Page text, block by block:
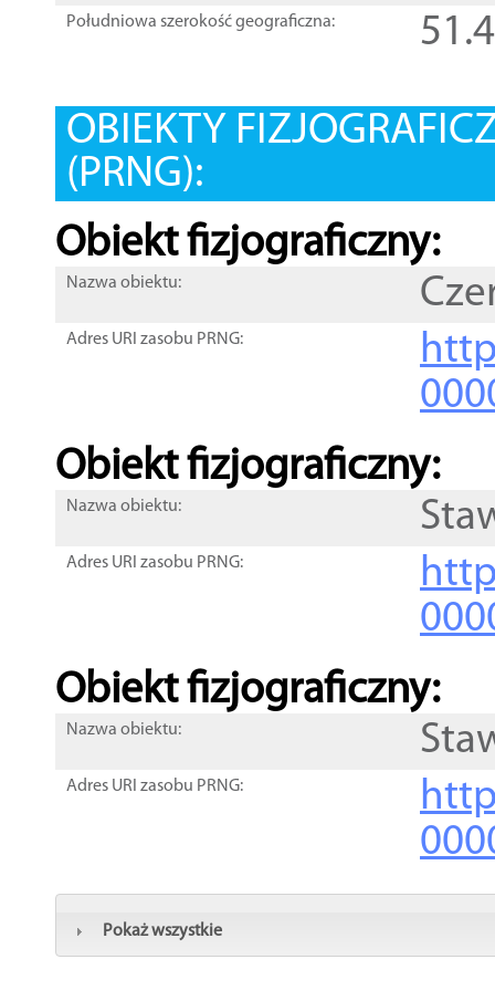
Południowa szerokość geograficzna:
OBIEKTY
(PRNG):
Obiekt fizjograficzny:
Nazwa obiektu:
Adres URI zasobu PRNG:
Obiekt fizjograficzny:
Nazwa obiektu:
Adres URI zasobu PRNG:
Obiekt fizjograficzny:
Nazwa obiektu:
Adres URI zasobu PRNG:
Pokaż wszystkie